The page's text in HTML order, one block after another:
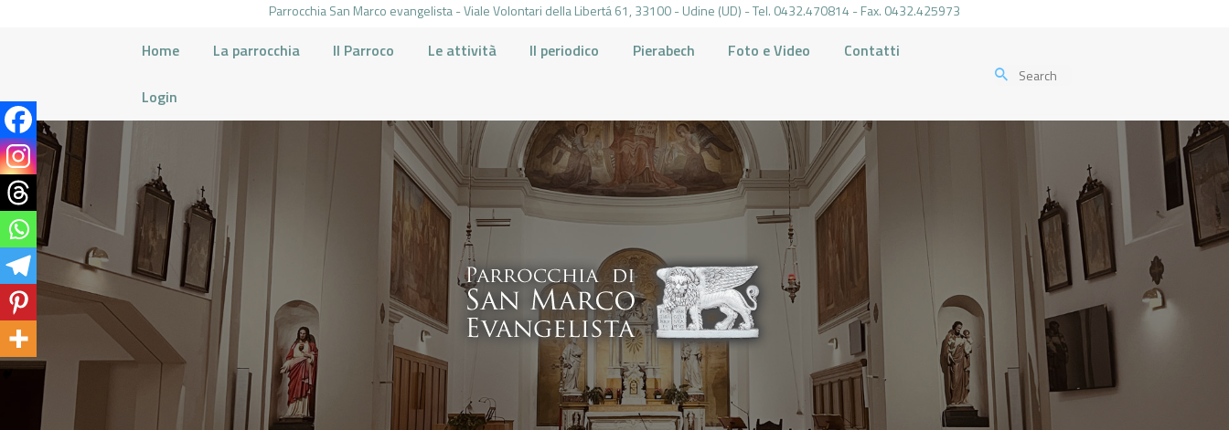
Parrocchia San Marco evangelista - Viale Volontari della Libertá 61, 33100 - Udine (UD) - Tel. 0432.470814 - Fax. 0432.425973
Home La parrocchia Il Parroco Le attività Il periodico Pierabech Foto e Video Contatti
Login
HOME
LA PARROCCHIA
IL PARROCO
LE ATTIVITÀ
IL PERIODICO
PIERABECH
FOTO E VIDEO